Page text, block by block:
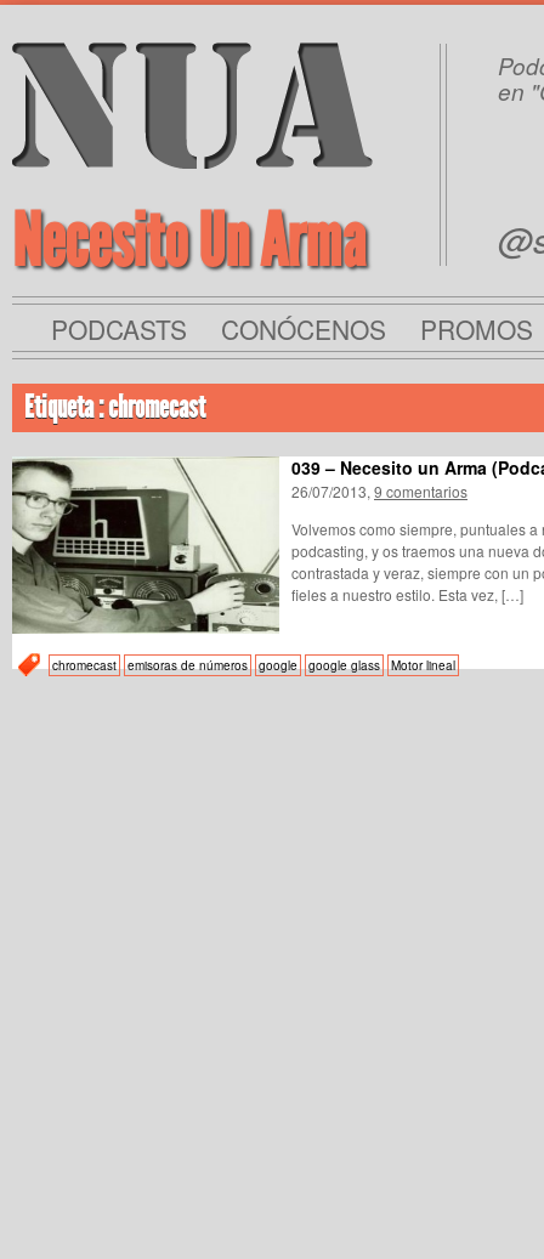
Necesito Un Arma
en
PODCASTS CONÓCENOS PROMOS
Etiqueta : chromecast
039 – Necesito un Arma
26/07/2013, 9 comentarios
Volvemos como siempre, puntuales a
podcasting, y os traemos una nueva
contrastada y veraz, siempre con un
fieles a nuestro estilo. Esta vez, […]
chromecast emisoras de números google google glass Motor lineal